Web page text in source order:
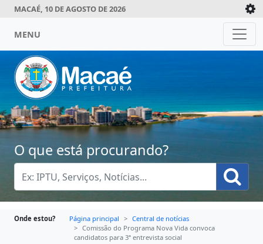
MACAÉ, 10 DE AGOSTO DE 2026
MENU
O que está procurando?
Onde estou? Página principal
Central de notícias
Comissão do Programa Nova Vida convoca
candidatos para 3ª entrevista social